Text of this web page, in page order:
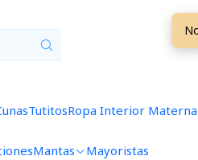
TutitosRopa Interior
Mantas Mayoristas
Agregar al Carro